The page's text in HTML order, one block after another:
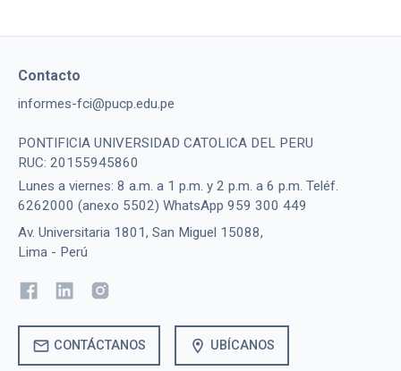
Contacto
informes-fci@pucp.edu.pe
PONTIFICIA UNIVERSIDAD CATOLICA DEL PERU
RUC: 20155945860
Lunes a viernes: 8 a.m. a 1 p.m. y 2 p.m. a 6 p.m. Teléf.
6262000 (anexo 5502) WhatsApp 959 300 449
Av. Universitaria 1801, San Miguel 15088,
Lima - Perú
mail CONTÁCTANOS location_on UBÍCANOS